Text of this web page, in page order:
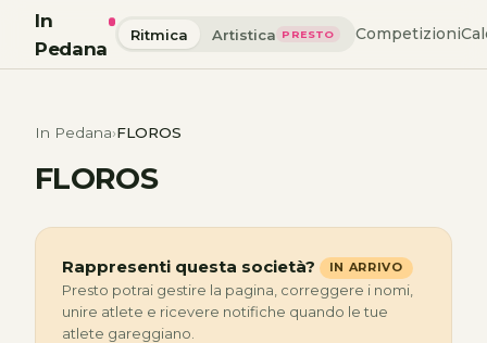
In
Pedana
Ritmica Artistica PRESTO Competizioni
In Pedana FLOROS
FLOROS
Rappresenti questa società? IN ARRIVO
Presto potrai gestire la pagina, correggere i nomi,
unire atlete e ricevere notifiche quando le tue
atlete gareggiano.